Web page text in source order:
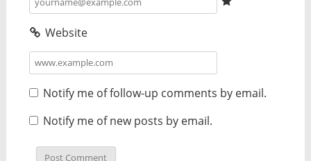
Website
Notify me of follow-up comments by email.
Notify me of new posts by email.